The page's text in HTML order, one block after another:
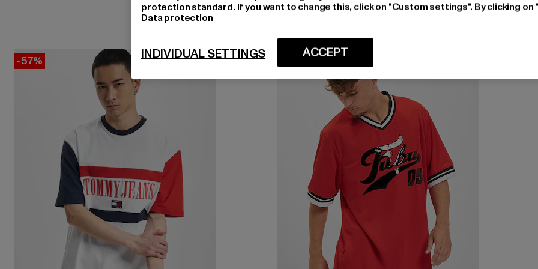
-57% -38%
protection standard. If you want to change this, click on "Custom settings". By clicking
Data protection
ACCEPT
INDIVIDUAL SETTINGS